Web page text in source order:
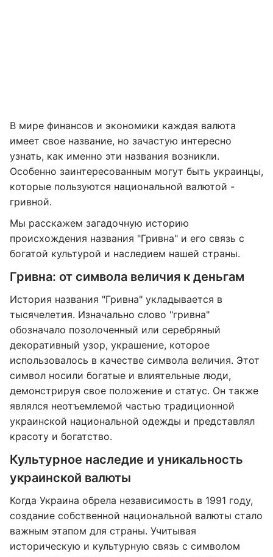
В мире финансов и экономики каждая валюта
имеет свое название, но зачастую интересно
узнать, как именно эти названия возникли.
Особенно заинтересованным могут быть украинцы,
которые пользуются национальной валютой -
гривной.
Мы расскажем загадочную историю
происхождения названия "Гривна" и его связь с
богатой культурой и наследием нашей страны.
Гривна: от символа величия к деньгам
История названия "Гривна" укладывается в
тысячелетия. Изначально слово "гривна"
обозначало позолоченный или серебряный
декоративный узор, украшение, которое
использовалось в качестве символа величия. Этот
символ носили богатые и влиятельные люди,
демонстрируя свое положение и статус. Он также
являлся неотъемлемой частью традиционной
украинской национальной одежды и представлял
красоту и богатство.
Культурное наследие и уникальность
украинской валюты
Когда Украина обрела независимость в 1991 году,
создание собственной национальной валюты стало
важным этапом для страны. Учитывая
историческую и культурную связь с символом